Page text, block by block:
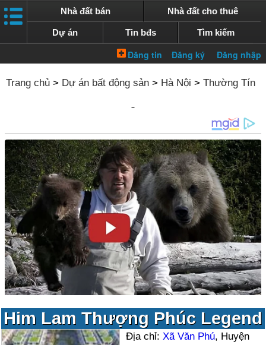
Nhà đất bán Nhà đất cho thuê
Dự án Tin bđs Tìm kiếm
Trang chủ > Dự án bất động sản > Hà Nội > Thường Tín
Him Lam Thượng Phúc Legend
Địa chỉ:Xã Văn Phú, Huyện